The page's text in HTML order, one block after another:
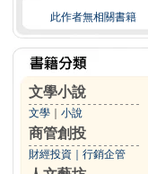
此作者無相關書籍
文學小說
文學 小說
商管創投
財經投資 行銷企管